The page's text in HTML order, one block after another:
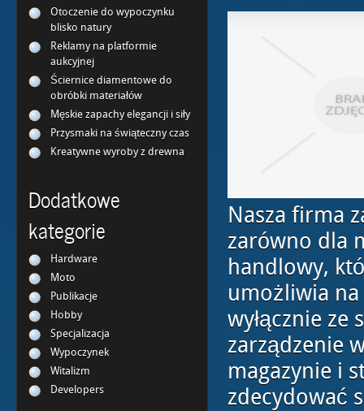
Otoczenie do wypoczynku
blisko natury
Reklamy na platformie
aukcyjnej
Ściernice diamentowe do
obróbki materiałów
Męskie zapachy elegancji i siły
Przysmaki na świąteczny czas
Kreatywne wyroby z drewna
Dodatkowe
kategorie
Hardware
Moto
Publikacje
Hobby
Specjalizacja
Wypoczynek
Witalizm
Developers
Nasza firma
zarówno dla
handlowy,
umożliwia na
wyłącznie ze
zarządzenie
magazynie i
zdecydować